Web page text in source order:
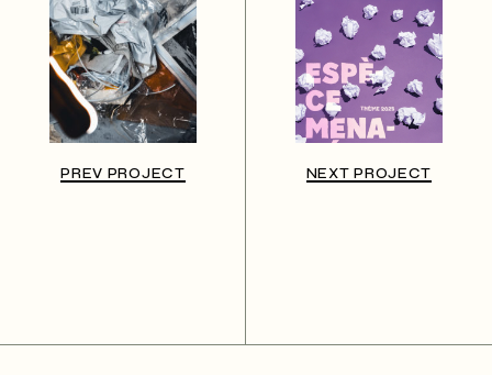
PREV PROJECT NEXT PROJECT